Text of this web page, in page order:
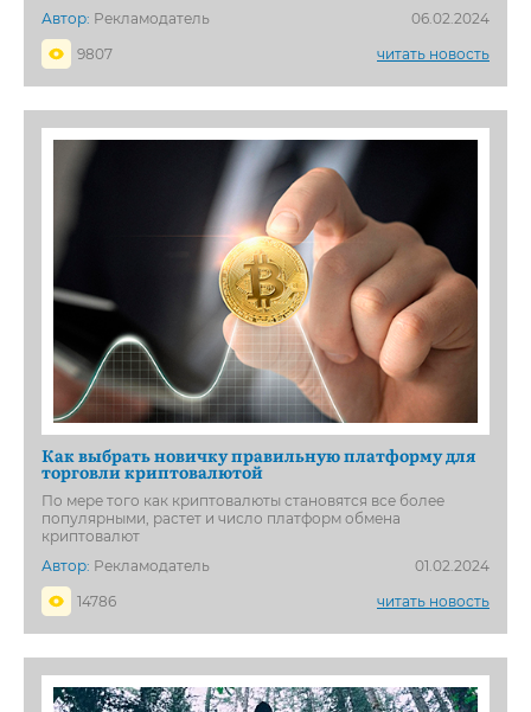
Автор: Рекламодатель
06.02.2024
9807
читать новость
Как выбрать новичку правильную платформу для
торговли криптовалютой
По мере того как криптовалюты становятся все более
популярными, растет и число платформ обмена
криптовалют
Автор: Рекламодатель
01.02.2024
14786
читать новость